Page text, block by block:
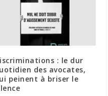
: le dur
des avocates,
peinent à briser le